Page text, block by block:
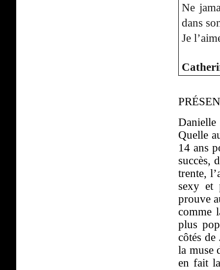
Ne
dans
Je
Quelle
14 ans
succès,
trente,
sexy et
prouve
comme
plus
côtés
la muse
en fait